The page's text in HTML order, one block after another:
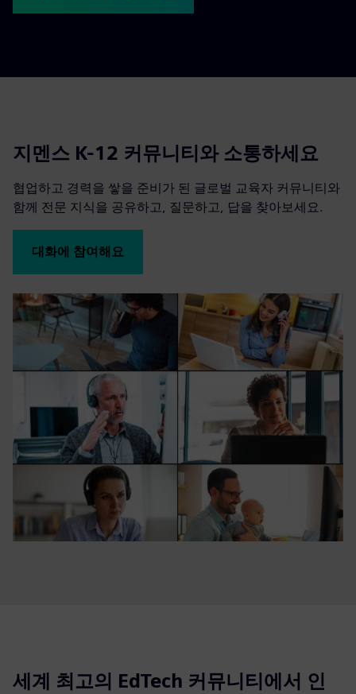
지멘스 K-12 커뮤니티와 소통하세요
협업하고 경력을 쌓을 준비가 된 글로벌 교육자 커뮤니티와
함께 전문 지식을 공유하고, 질문하고, 답을 찾아보세요.
대화에 참여해요
세계 최고의 EdTech 커뮤니티에서 인